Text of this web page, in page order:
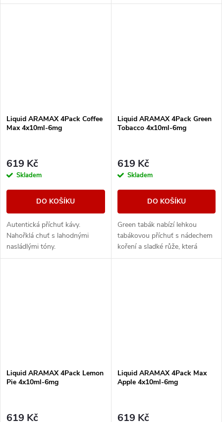
Liquid ARAMAX 4Pack Coffee
Max 4x10ml-6mg
619 Kč
Skladem
DO KOŠÍKU
Autentická příchuť kávy.
Nahořklá chuť s lahodnými
nasládlými tóny.
Liquid ARAMAX 4Pack Green
Tobacco 4x10ml-6mg
619 Kč
Skladem
DO KOŠÍKU
Green tabák nabízí lehkou
tabákovou příchuť s nádechem
koření a sladké růže, která
zanechá lehce pikantní příchuť.
Liquid ARAMAX 4Pack Lemon
Pie 4x10ml-6mg
619 Kč
Liquid ARAMAX 4Pack Max
Apple 4x10ml-6mg
619 Kč